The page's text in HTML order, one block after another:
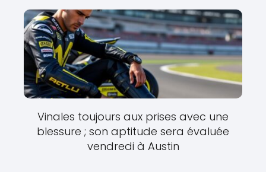
Vinales toujours aux prises avec une
blessure ; son aptitude sera évaluée
vendredi à Austin